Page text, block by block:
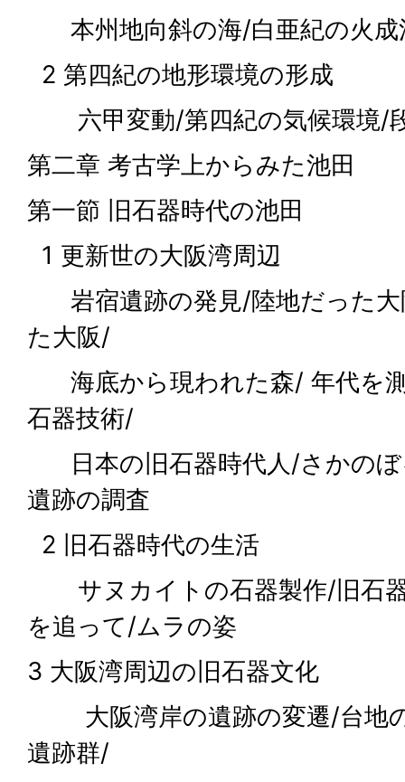
本州地向斜の海/白亜紀の火成
2 第四紀の地形環境の形成
六甲変動/第四紀の気候環境/
第二章 考古学上からみた池田
第一節 旧石器時代の池田
1 更新世の大阪湾周辺
岩宿遺跡の発見/陸地だった大
た大阪/
海底から現われた森/ 年代を
石器技術/
日本の旧石器時代人/さかのぼ
遺跡の調査
2 旧石器時代の生活
サヌカイトの石器製作/旧石器
を追って/ムラの姿
3 大阪湾周辺の旧石器文化
大阪湾岸の遺跡の変遷/台地
遺跡群/